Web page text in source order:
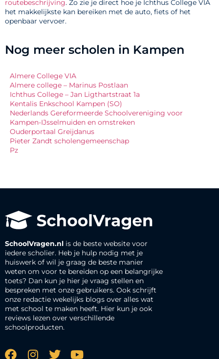
routebeschrijving. Zo zie je direct hoe je Ichthus College VIA
het makkelijkste kan bereiken met de auto, fiets of het
openbaar vervoer.
Nog meer scholen in Kampen
Almere College VIA
Almere college – Marinus Postlaan
Ichthus College – Jan Ligthartstraat 1a
Kentalis Enkschool Kampen (SO)
Nederlands Gereformeerde Schoolvereniging voor
Kampen-IJsselmuiden en omstreken
Ouderportaal Greijdanus
Pieter Zandt scholengemeenschap
Pz
SchoolVragen.nl is de beste website voor
iedere scholier. Heb je hulp nodig met je
huiswerk of wil je graag de beste manier
weten om voor te bereiden op een belangrijke
toets? Dan kun je hier je vraag stellen en
bespreken met onze gebruikers. Ook schrijft
onze redactie wekelijks blogs over alles wat
met school te maken heeft. Hier kun je ook
reviews lezen over verschillende
schoolproducten.